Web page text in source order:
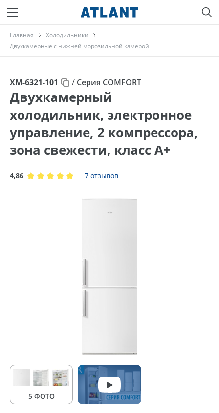
Главная
Холодильники
Двухкамерные с нижней морозильной камерой
ХМ-6321-101 / Серия COMFORT
Двухкамерный
холодильник, электронное
управление, 2 компрессора,
зона свежести, класс A+
4,86 7 отзывов
5 ФОТО